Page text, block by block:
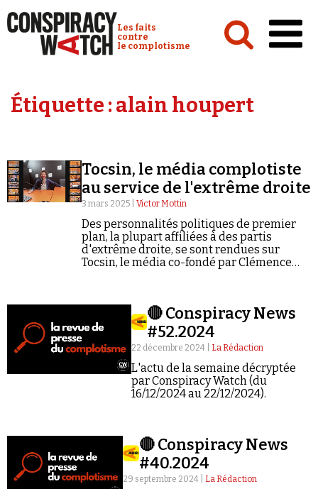
Conspiracy Watch :
Les faits
contre
le complotisme
Analyses
Vidéos
Émissions
Revues de presse
Newsletter
Demander à Vera
Se connecter
Étiquette :alain houpert
Tocsin, le média complotiste
au service de l'extrême droite
3 mars 2025 | Victor Mottin
Des personnalités politiques de premier
plan, la plupart affiliées à des partis
d'extrême droite, se sont rendues sur
Tocsin, le média co-fondé par Clémence
🔴 Conspiracy News
#52.2024
22 décembre 2024 | La Rédaction
L'actu de la semaine décryptée
par Conspiracy Watch (du
16/12/2024 au 22/12/2024).
🔴 Conspiracy News
#40.2024
29 septembre 2024 | La Rédaction